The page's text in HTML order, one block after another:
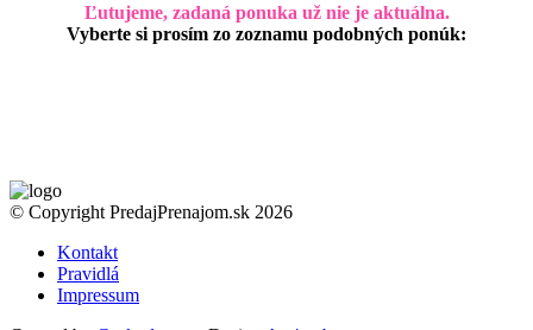
Ľutujeme, zadaná ponuka už nie je aktuálna.
Vyberte si prosím zo zoznamu podobných ponúk:
© Copyright PredajPrenajom.sk 2026
Kontakt
Pravidlá
Impressum